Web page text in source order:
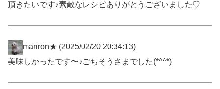
頂きたいです♪素敵なレシピありがとうございました♡
mariron★ (2025/02/20 20:34:13)
美味しかったです〜♪ごちそうさまでした(*^^*)